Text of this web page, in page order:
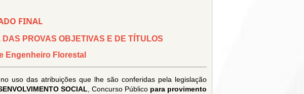
FINAL
DAS PROVAS OBJETIVAS E DE TÍTULOS
Engenheiro Florestal
uso das atribuições que lhe são conferidas pela legislação
SOCIAL, Concurso Público para provimento